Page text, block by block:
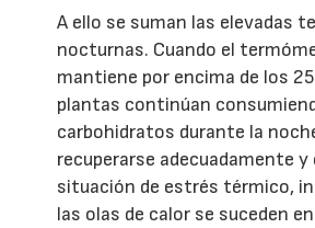
A ello se suman las elevadas
nocturnas. Cuando el
mantiene por encima de los
plantas continúan
carbohidratos durante la
recuperarse adecuadamente
situación de estrés térmico,
las olas de calor se suceden